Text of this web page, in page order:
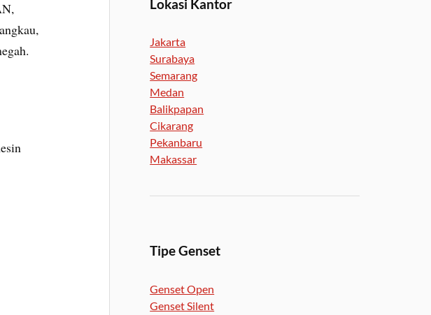
Lokasi Kantor
Jakarta
Surabaya
Semarang
Medan
Balikpapan
Cikarang
Pekanbaru
Makassar
Tipe Genset
Genset Open
Genset Silent